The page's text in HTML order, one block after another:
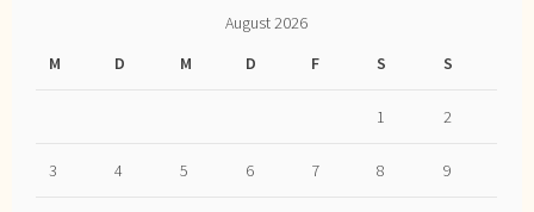
August 2026
M
D M D F S S
1 2
3 4 5 6 7 8 9